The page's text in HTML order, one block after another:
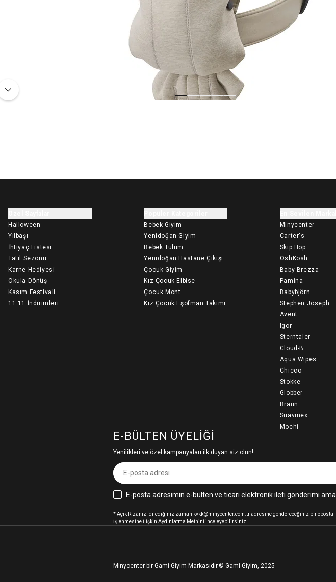
Halloween
Yılbaşı
İhtiyaç Listesi
Tatil Sezonu
Karne Hediyesi
Okula Dönüş
Kasım Festivali
11.11 İndirimleri
Bebek Giyim
Yenidoğan Giyim
Bebek Tulum
Yenidoğan Hastane Çıkışı
Çocuk Giyim
Kız Çocuk Elbise
Çocuk Mont
Kız Çocuk Eşofman Takımı
Minycenter
Carter's
Skip Hop
OshKosh
Baby Brezza
Pamina
Babybjörn
Stephen Joseph
Avent
Igor
Sterntaler
Cloud-B
Aqua Wipes
Chicco
Stokke
Globber
Braun
Suavinex
Mochi
E-BÜLTEN ÜYELIĞI
Yenilikleri ve özel kampanyaları ilk duyan siz olun!
E-posta adresimin e-bülten ve ticari elektronik ileti gönderimi
* Açık Rızanızı dilediğiniz zaman kvkk@minycenter.com.tr adresine göndereceğiniz bir
İşlenmesine İlişkin Aydınlatma Metnini inceleyebilirsiniz.
Minycenter bir Gami Giyim Markasıdır. © Gami Giyim, 2025